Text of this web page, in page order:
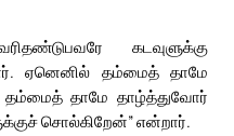
கடவுளுக்கு
ஏனெனில் தம்மைத் தாமே
தம்மைத் தாமே தாழ்த்துவோர்
சொல்கிறேன்” என்றார்.